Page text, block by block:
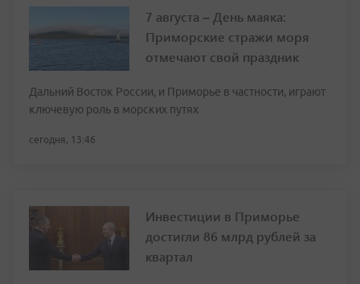
7 августа – День маяка:
Приморские стражи моря
отмечают свой праздник
Дальний Восток России, и Приморье в частности, играют
ключевую роль в морских путях
сегодня, 13:46
Инвестиции в Приморье
достигли 86 млрд рублей за
квартал